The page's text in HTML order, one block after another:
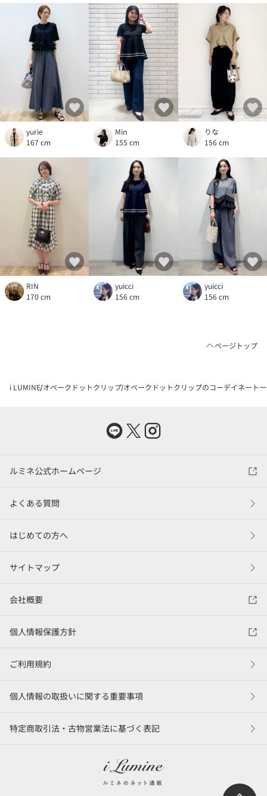
yurie
167 cm
Min
155 cm
りな
156 cm
RIN
170 cm
yuicci
156 cm
yuicci
156 cm
ページトップ
i LUMINE オペークドットクリップ オペークドットクリップのコーデイネート
ルミネ公式ホームページ
よくある質問
はじめての方へ
サイトマップ
会社概要
個人情報保護方針
ご利用規約
個人情報の取扱いに関する重要事項
特定商取引法・古物営業法に基づく表記